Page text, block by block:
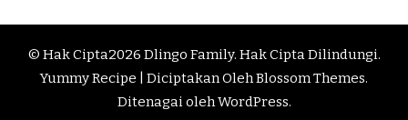
© Hak Cipta2026 Dlingo Family. Hak Cipta Dilindungi.
Yummy Recipe | Diciptakan OlehBlossom Themes.
Ditenagai olehWordPress.